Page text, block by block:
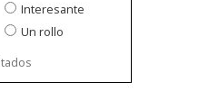
Interesante
Un rollo